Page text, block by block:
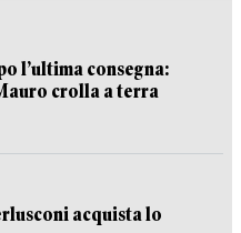
l’ultima consegna:
crolla a terra
acquista lo